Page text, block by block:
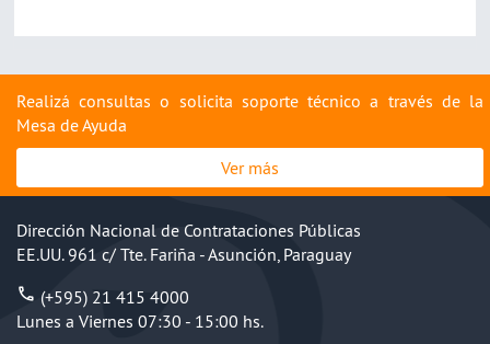
Realizá consultas o solicita soporte técnico a través de la
Mesa de Ayuda
Ver más
Dirección Nacional de Contrataciones Públicas
EE.UU. 961 c/ Tte. Fariña - Asunción, Paraguay
(+595) 21 415 4000
Lunes a Viernes 07:30 - 15:00 hs.